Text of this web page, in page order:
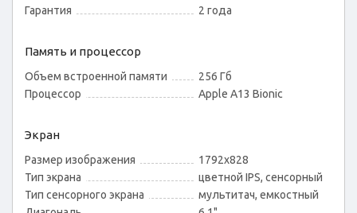
Гарантия
2 года
Память и процессор
Объем встроенной памяти
256 Гб
Процессор
Apple A13 Bionic
Экран
Размер изображения
1792x828
Тип экрана
цветной IPS, сенсорный
Тип сенсорного экрана
мультитач, емкостный